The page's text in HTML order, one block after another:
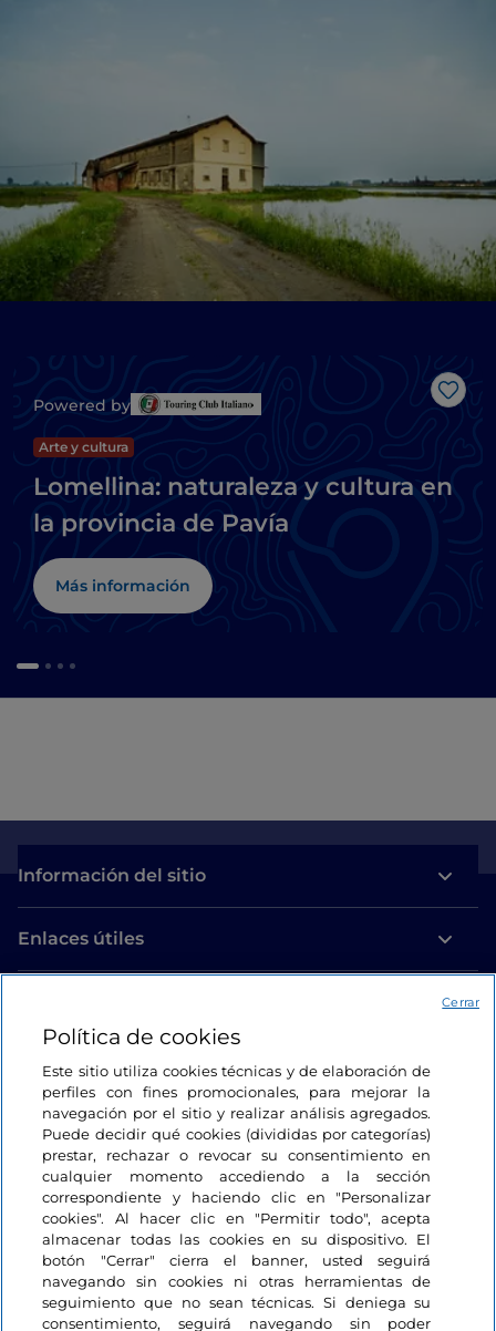
Me
Powered by
Arte y cultura
Lomellina: naturaleza y cultura en
la provincia de Pavía
Más información
Información del sitio
Enlaces útiles
Estamos en contacto
Política de cookies
Este sitio utiliza cookies técnicas y de elaboración de
perfiles con fines promocionales, para mejorar la
navegación por el sitio y realizar análisis agregados.
Puede decidir qué cookies (divididas por categorías)
prestar, rechazar o revocar su consentimiento en
cualquier momento accediendo a la sección
correspondiente y haciendo clic en "Personalizar
cookies". Al hacer clic en "Permitir todo", acepta
almacenar todas las cookies en su dispositivo. El
botón "Cerrar" cierra el banner, usted seguirá
navegando sin cookies ni otras herramientas de
seguimiento que no sean técnicas. Si deniega su
consentimiento, seguirá navegando sin poder
Cerrar